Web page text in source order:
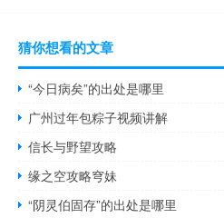
猜你想看的文章
“今日病矣”的出处是哪里
广州过年包粽子视频讲解
信长与野望攻略
缘之空攻略穹妹
“阴灵伯固存”的出处是哪里